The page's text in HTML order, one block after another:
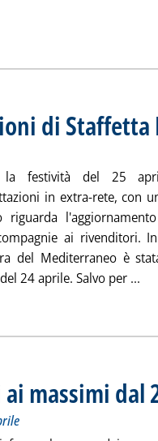
e gli “stacchi Italia”
di Staffetta
la festività del 25
in extra-rete, con
riguarda
ai rivenditori.
del Mediterraneo è
24 aprile. Salvo per ...
massimi dal